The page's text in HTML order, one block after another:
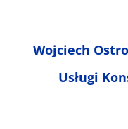
Wojciech
Usługi